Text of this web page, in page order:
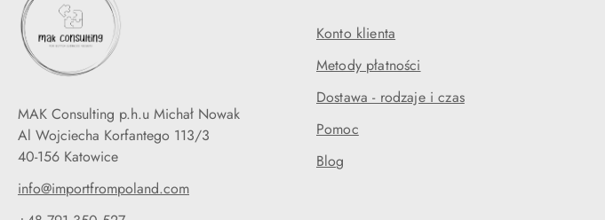
MAK Consulting p.h.u Michał Nowak
Al Wojciecha Korfantego 113/3
40-156 Katowice
info@importfrompoland.com
Konto klienta
Metody płatności
Dostawa - rodzaje i czas
Pomoc
Blog